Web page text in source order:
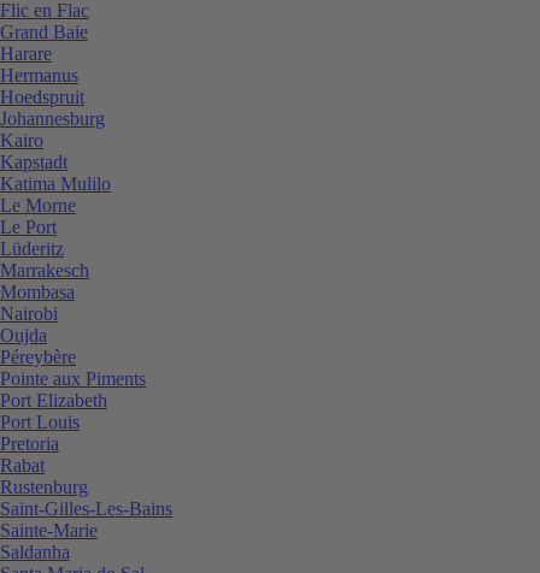
Flic en Flac
Grand Baie
Harare
Hermanus
Hoedspruit
Johannesburg
Kairo
Kapstadt
Katima Mulilo
Le Morne
Le Port
Lüderitz
Marrakesch
Mombasa
Nairobi
Oujda
Péreybère
Pointe aux Piments
Port Elizabeth
Port Louis
Pretoria
Rabat
Rustenburg
Saint-Gilles-Les-Bains
Sainte-Marie
Saldanha